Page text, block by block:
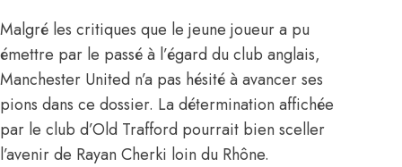
Malgré les critiques que le jeune joueur a pu
émettre par le passé à l’égard du club anglais,
Manchester United n’a pas hésité à avancer ses
pions dans ce dossier. La détermination affichée
par le club d’Old Trafford pourrait bien sceller
l’avenir de Rayan Cherki loin du Rhône.